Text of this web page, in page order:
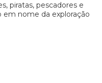
piratas, pescadores e
em nome da exploração